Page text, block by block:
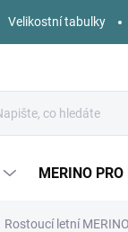
Velikostní tabulky
MERINO PRO
Rostoucí letní